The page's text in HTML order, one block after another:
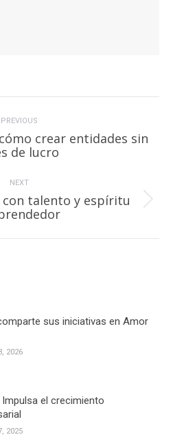
PREVIOUS
Previous
post:
crear entidades sin
de lucro
NEXT
Next
post:
con talento y espíritu
sus iniciativas en Amor
2026
el crecimiento
2025